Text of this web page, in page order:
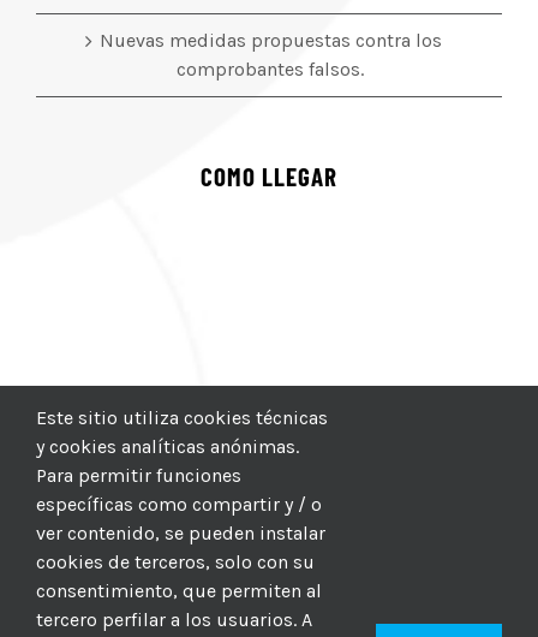
Nuevas medidas propuestas contra los
comprobantes falsos.
COMO LLEGAR
Este sitio utiliza cookies técnicas
y cookies analíticas anónimas.
Para permitir funciones
específicas como compartir y / o
ver contenido, se pueden instalar
cookies de terceros, solo con su
consentimiento, que permiten al
tercero perfilar a los usuarios. A